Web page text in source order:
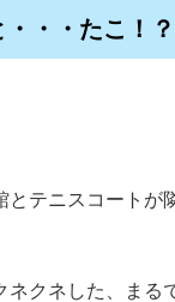
・・たこ！？
テニスコートが
ネクネした、ま